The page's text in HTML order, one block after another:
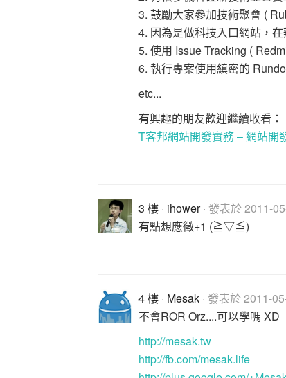
3. 鼓勵大家參加技術聚會 (
4. 因為是做科技入口網站，
5. 使用 Issue Tracking (
6. 執行專案使用縝密的
etc...
有興趣的朋友歡迎繼續收看：
T客邦網站開發實務 – 網站開
3 樓 · ihower· 發表於 2011-
有點想應徵+1 (≧▽≦)
4 樓 · Mesak · 發表於 2011-
不會ROR Orz....可以學嗎 XD
http://mesak.tw
http://fb.com/mesak.life